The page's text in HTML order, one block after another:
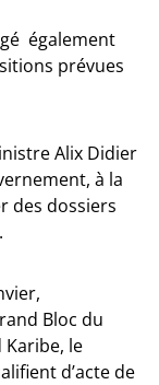
également
prévues
Alix Didier
à la
des dossiers
Bloc du
Karibe, le
d’acte de